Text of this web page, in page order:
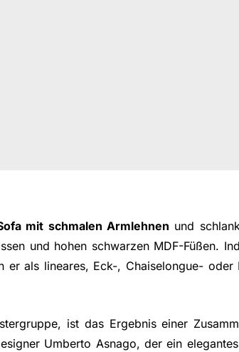
mit schmalen Armlehnen und
und hohen schwarzen MDF-Füßen.
er als lineares, Eck-, Chaiselongue- oder
ist das Ergebnis einer
Umberto Asnago, der ein